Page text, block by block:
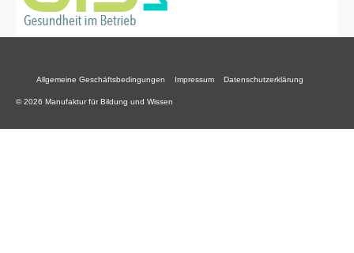
Allgemeine Geschäftsbedingungen Impressum Datenschutzerklärung
© 2026 Manufaktur für Bildung und Wissen